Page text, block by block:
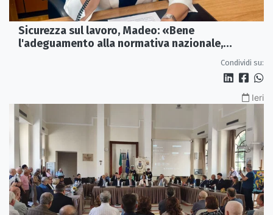
Sicurezza sul lavoro, Madeo: «Bene
l'adeguamento alla normativa nazionale,
Condividi su:
Ieri